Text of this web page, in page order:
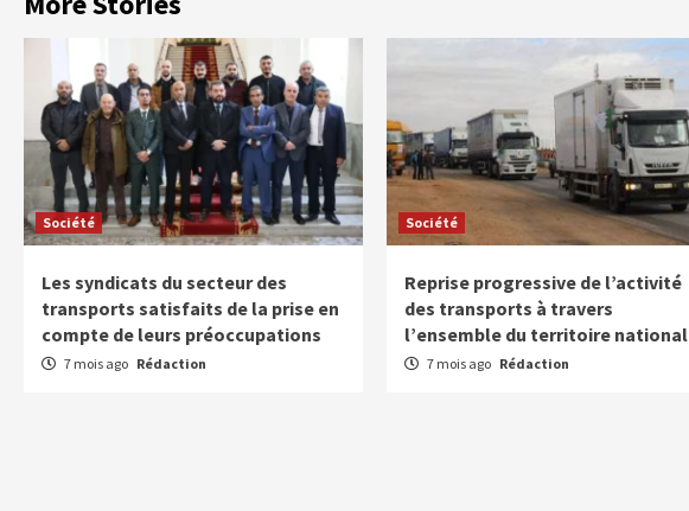
Société
Les syndicats du secteur des
transports satisfaits de la prise en
compte de leurs préoccupations
7 mois ago Rédaction
Société
Reprise progressive de l’activité
des transports à travers
l’ensemble du territoire national
7 mois ago Rédaction